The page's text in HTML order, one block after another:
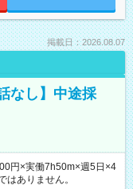
掲載日：2026.08.07
なし】中途採
円×実働7h50m×週5日×4
ありません。